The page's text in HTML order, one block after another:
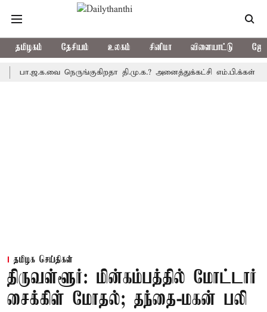
தமிழகம் தேசியம் உலகம் சினிமா விளையாட்டு
நெருங்குகிறதா தி.மு.க.? அனைத்துக்கட்சி எம்.பி.க்கள்
தமிழக செய்திகள்
திருவள்ளூர்: மின்கம்பத்தில் மோட்டார்
சைக்கிள் மோதல்; தந்தை-மகன் பலி